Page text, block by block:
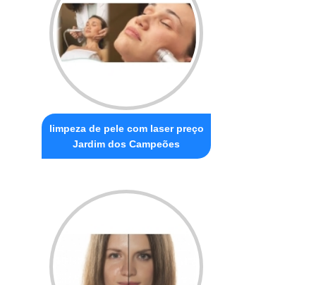
limpeza de pele com laser preço
Jardim dos Campeões